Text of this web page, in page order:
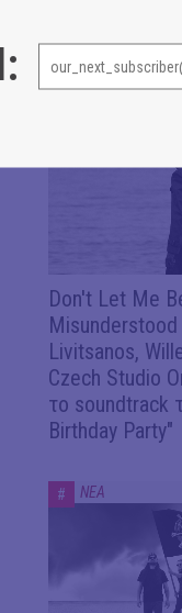
ΝΕΑ
Don't Let Me
Livitsanos,
Czech Studio
το soundtrack
Birthday Party"
# ΝΕΑ